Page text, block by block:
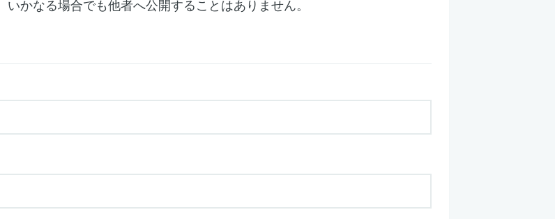
かなる場合でも他者へ公開することはありません。